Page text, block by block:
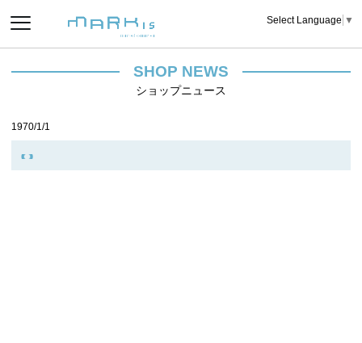
Select Language ▼
SHOP NEWS
ショップニュース
1970/1/1